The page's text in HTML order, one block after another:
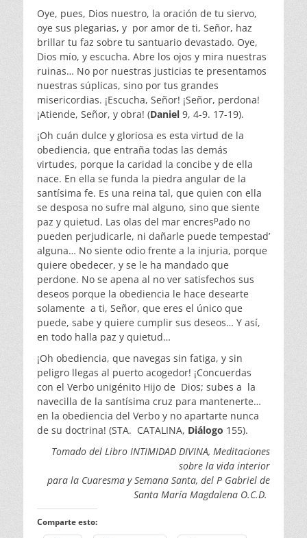
Oye, pues, Dios nuestro, la oración de tu siervo,
oye sus plegarias, y por amor de ti, Señor, haz
brillar tu faz sobre tu santuario devastado. Oye,
Dios mío, y escucha. Abre los ojos y mira nuestras
ruinas… No por nuestras justicias te presentamos
nuestras súplicas, sino por tus grandes
misericordias. ¡Escucha, Señor! ¡Señor, perdona!
¡Atiende, Señor, y obra! (Daniel 9, 4-9. 17-19).
¡Oh cuán dulce y gloriosa es esta virtud de la
obediencia, que entraña todas las demás
virtudes, porque la caridad la concibe y de ella
nace. En ella se funda la piedra angular de la
santísima fe. Es una reina tal, que quien con ella
se desposa no sufre mal alguno, sino que siente
paz y quietud. Las olas del mar encrespado no
pueden perjudicarle, ni dañarle puede tempestad’
alguna… No siente odio frente a la injuria, porque
quiere obedecer, y se le ha mandado que
perdone. No se apena al no ver satisfechos sus
deseos porque la obediencia le hace desearte
solamente a ti, Señor, que eres el único que
puede, sabe y quiere cumplir sus deseos… Y así,
en todo halla paz y quietud…
¡Oh obediencia, que navegas sin fatiga, y sin
peligro llegas al puerto acogedor! ¡Concuerdas
con el Verbo unigénito Hijo de Dios; subes a la
navecilla de la santísima cruz para mantenerte…
en la obediencia del Verbo y no apartarte nunca
de su doctrina! (STA. CATALINA, Diálogo 155).
Tomado del Libro INTIMIDAD DIVINA, Meditaciones
sobre la vida interior
para la Cuaresma y Semana Santa, del P Gabriel de
Santa María Magdalena O.C.D.
Comparte esto: